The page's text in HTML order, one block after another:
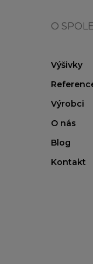
O
Výšivky
Výrobci
O nás
Blog
Kontakt